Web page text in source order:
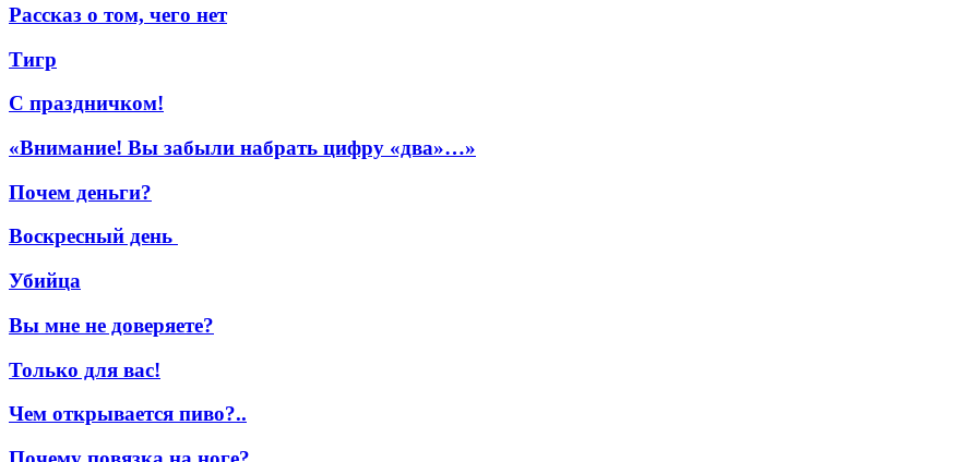
Рассказ о том, чего нет
Тигр
С праздничком!
«Внимание! Вы забыли набрать цифру «два»…»
Почем деньги?
Воскресный день
Убийца
Вы мне не доверяете?
Только для вас!
Чем открывается пиво?..